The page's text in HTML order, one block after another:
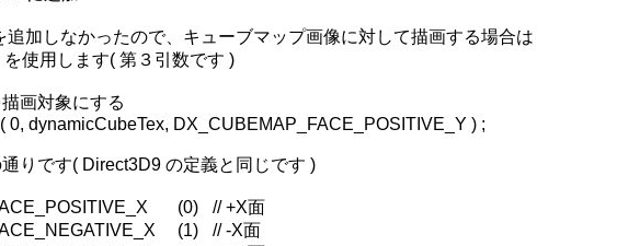
しなかったので、キューブマップ画像に対して描画する場合は
使用します( 第３引数です )
です( Direct3D9 の定義と同じです )